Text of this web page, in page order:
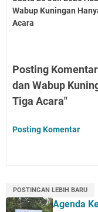
Wabup Kuningan
Acara
Posting
dan Wabup
Tiga Acara"
Posting Komentar
POSTINGAN LEBIH BARU
Agenda